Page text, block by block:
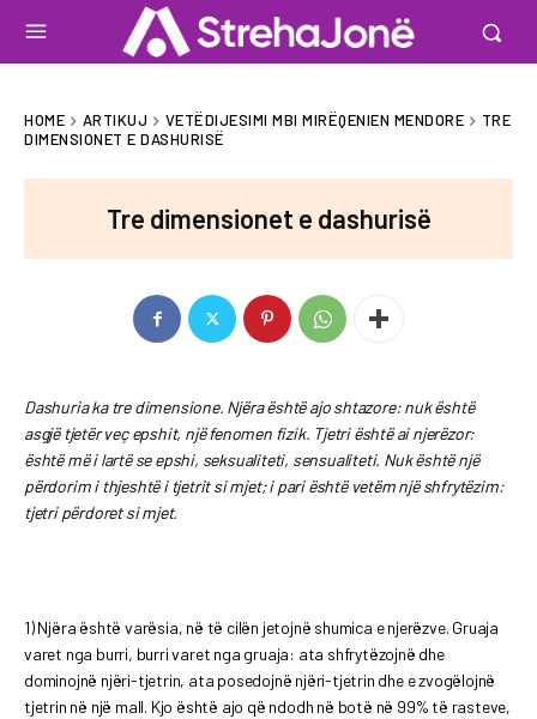
HOME ARTIKUJ VETËDIJESIMI MBI MIRËQENIEN MENDORE
TRE
DIMENSIONET E DASHURISË
Tre dimensionet e dashurisë
Dashuria ka tre dimensione. Njëra është ajo shtazore: nuk është
asgjë tjetër veç epshit, një fenomen fizik. Tjetri është ai njerëzor:
është më i lartë se epshi, seksualiteti, sensualiteti. Nuk është një
përdorim i thjeshtë i tjetrit si mjet; i pari është vetëm një shfrytëzim:
tjetri përdoret si mjet.
1) Njëra është varësia, në të cilën jetojnë shumica e njerëzve. Gruaja
varet nga burri, burri varet nga gruaja: ata shfrytëzojnë dhe
dominojnë njëri-tjetrin, ata posedojnë njëri-tjetrin dhe e zvogëlojnë
tjetrin në një mall. Kjo është ajo që ndodh në botë në 99% të rasteve,